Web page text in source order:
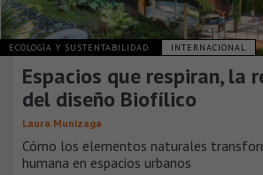
ECOLOGÍA Y SUSTENTABILIDAD INTERNACIONAL
Espacios que respiran, la
del diseño Biofílico
Laura Munizaga
Cómo los elementos naturales
humana en espacios urbanos